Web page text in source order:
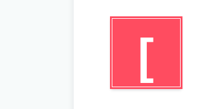
[